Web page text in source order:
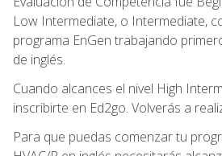
Low Intermediate, o Intermediate,
programa EnGen trabajando
de inglés.
Cuando alcances el nivel High
inscribirte en Ed2go. Volverás a
Para que puedas comenzar tu